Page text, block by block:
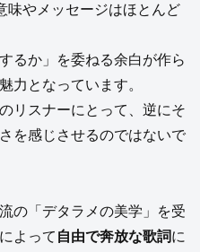
味やメッセージはほとんど
るか」を委ねる余白が作ら
力となっています。
リスナーにとって、逆にそ
を感じさせるのではないで
の「デタラメの美学」を受
よって 自由で奔放な歌詞に